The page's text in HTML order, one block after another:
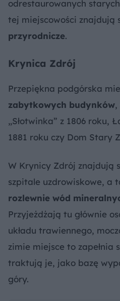
odrestaurowanych
tej miejscowości znajdują
przyrodnicze.
Krynica Zdrój
Przepiękna podgórska
zabytkowych budynków,
„Słotwinka” z 1806 roku,
1881 roku czy Dom Stary
W Krynicy Zdrój znajdują
szpitale uzdrowiskowe, a
rozlewnie wód
Przyjeżdżają tu głównie
układu trawiennego,
zimie miejsce to zapełnia
traktują je, jako bazę
góry.